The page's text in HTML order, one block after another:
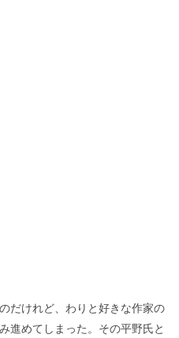
だけれど、わりと好きな作家の
進めてしまった。その平野氏と